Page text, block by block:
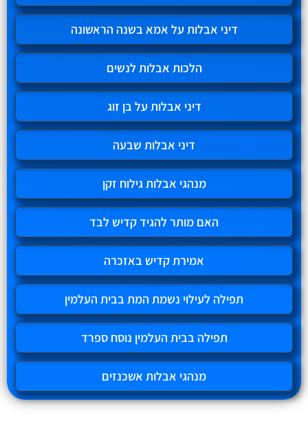
דיני אבלות על אמא בשנה הראשונה
הלכות אבלות לנשים
דיני אבלות על בן זוג
דיני אבלות שבעה
מנהגי אבלות גילוח זקן
האם מותר להגיד קדיש לבד
אמירת קדיש באזכרה
תפילה לעילוי נשמת המת בבית העלמין
תפילה בבית העלמין נוסח ספרד
מנהגי אבלות אשכנזים